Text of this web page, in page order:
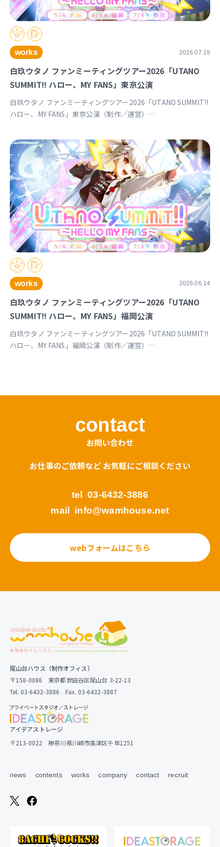
works 2026.07.19
白玖ウタノ ファンミーティングツアー2026「UTANO
SUMMIT!! ハロー、MY FANS」東京公演
白玖ウタノ ファンミーティングツアー2026「UTANO SUMMIT!!
ハロー、MY FANS」東京公演（制作／運営）
works 2026.06.14
白玖ウタノ ファンミーティングツアー2026「UTANO
SUMMIT!! ハロー、MY FANS」福岡公演
白玖ウタノ ファンミーティングツアー2026「UTANO SUMMIT!!
ハロー、MY FANS」福岡公演（制作／運営）
contact
お問い合わせ
お仕事のご依頼など お気軽にご相談ください
tel 03-6432-3886
mail info@wamhouse.net
webフォームはこちら
尾山台ハウス（制作オフィス）
〒158-0086 東京都世田谷区尾山台 3-22-13
Tel. 03-6432-3886 Fax. 03-6432-3887
アイデアストレージ
〒213-0022 神奈川県川崎市高津区千年1251
news contents works company contact recruit